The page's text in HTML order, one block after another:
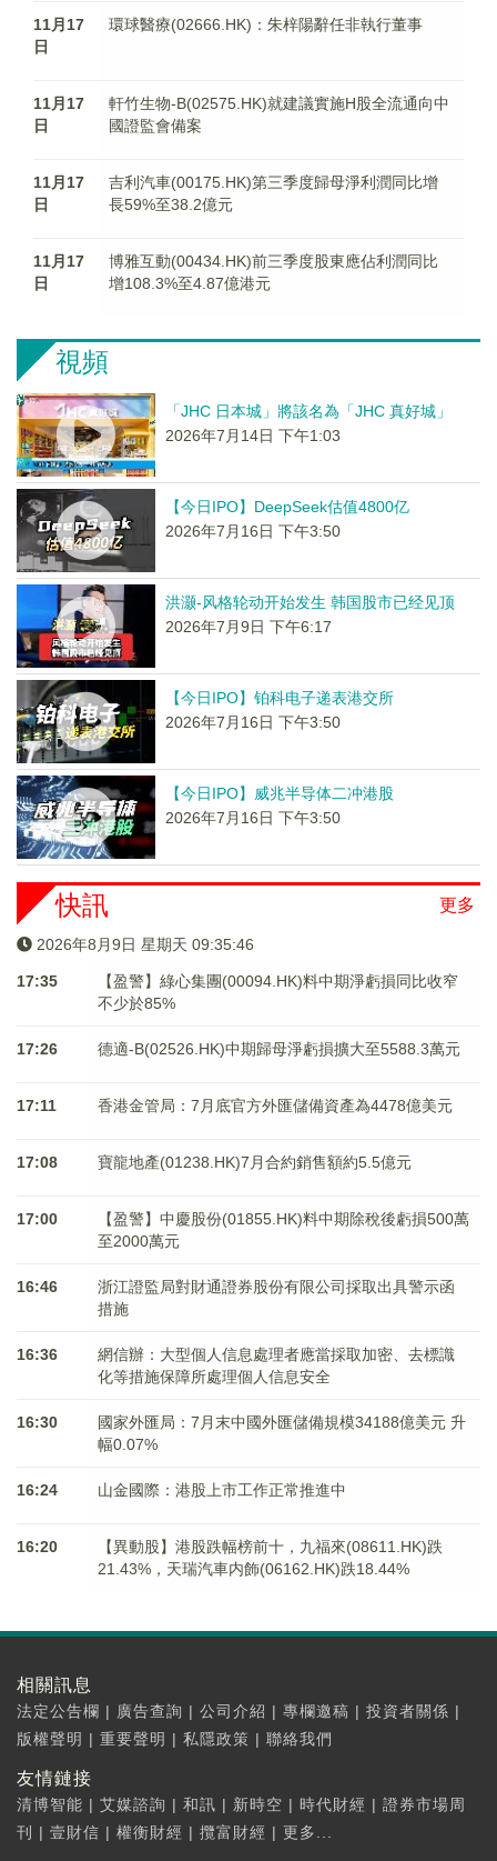
11月17
日
環球醫療(02666.HK)：朱梓陽辭任非執行董事
11月17
日
軒竹生物-B(02575.HK)就建議實施H股全流通向中
國證監會備案
11月17
日
吉利汽車(00175.HK)第三季度歸母淨利潤同比增
長59%至38.2億元
11月17
日
博雅互動(00434.HK)前三季度股東應佔利潤同比
增108.3%至4.87億港元
視頻
「JHC 日本城」將該名為「JHC 真好城」
2026年7月14日 下午1:03
【今日IPO】DeepSeek估值4800亿
2026年7月16日 下午3:50
洪灏-风格轮动开始发生 韩国股市已经见顶
2026年7月9日 下午6:17
【今日IPO】铂科电子递表港交所
2026年7月16日 下午3:50
【今日IPO】威兆半导体二冲港股
2026年7月16日 下午3:50
更多
快訊
2026年8月9日 星期天 09:35:46
17:35
【盈警】綠心集團(00094.HK)料中期淨虧損同比收窄
不少於85%
17:26 德適-B(02526.HK)中期歸母淨虧損擴大至5588.3萬元
17:11 香港金管局：7月底官方外匯儲備資產為4478億美元
17:08 寶龍地產(01238.HK)7月合約銷售額約5.5億元
17:00
【盈警】中慶股份(01855.HK)料中期除稅後虧損500萬
至2000萬元
16:46
浙江證監局對財通證券股份有限公司採取出具警示函
措施
16:36
網信辦：大型個人信息處理者應當採取加密、去標識
化等措施保障所處理個人信息安全
16:30
國家外匯局：7月末中國外匯儲備規模34188億美元 升
幅0.07%
16:24 山金國際：港股上市工作正常推進中
16:20
【異動股】港股跌幅榜前十，九福來(08611.HK)跌
21.43%，天瑞汽車内飾(06162.HK)跌18.44%
相關訊息
法定公告欄 | 廣告查詢 | 公司介紹 | 專欄邀稿 | 投資者關係 |
版權聲明 | 重要聲明 | 私隱政策 | 聯絡我們
友情鏈接
清博智能 | 艾媒諮詢 | 和訊 | 新時空 | 時代財經 | 證券市場周
刊
| 壹財信 | 權衡財經 | 攬富財經 | 更多...